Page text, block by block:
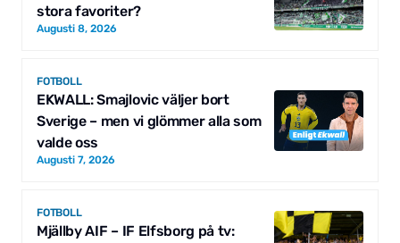
stora favoriter?
Augusti 8, 2026
FOTBOLL
EKWALL: Smajlovic väljer bort
Sverige – men vi glömmer alla som
valde oss
Augusti 7, 2026
FOTBOLL
Mjällby AIF – IF Elfsborg på tv: